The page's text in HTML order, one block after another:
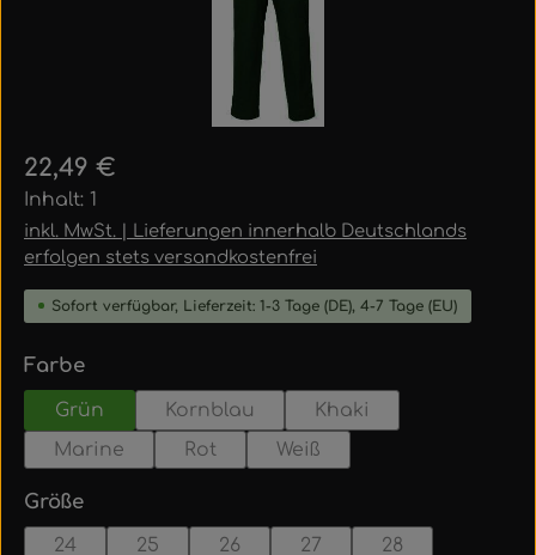
Regulärer Preis:
22,49 €
Inhalt: 1
inkl. MwSt. | Lieferungen innerhalb Deutschlands
erfolgen stets versandkostenfrei
Sofort verfügbar, Lieferzeit: 1-3 Tage (DE), 4-7 Tage (EU)
Farbeauswählen
Grün Kornblau
Khaki
Marine
Rot Weiß
Größeauswählen
24 25 26 27
28